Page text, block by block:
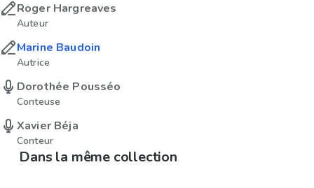
Roger Hargreaves
Auteur
Marine Baudoin
Autrice
Dorothée Pousséo
Conteuse
Xavier Béja
Conteur
Dans la même collection